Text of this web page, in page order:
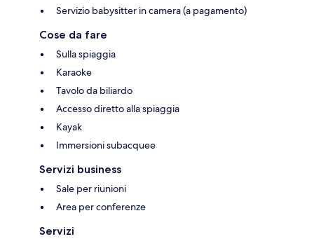
Servizio babysitter in camera (a pagamento)
Cose da fare
Sulla spiaggia
Karaoke
Tavolo da biliardo
Accesso diretto alla spiaggia
Kayak
Immersioni subacquee
Servizi business
Sale per riunioni
Area per conferenze
Servizi